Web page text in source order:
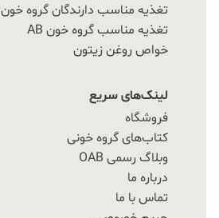
تغذیه مناسب دارندگان گروه خون O
تغذیه مناسب گروه خون AB
خواص روغن زیتون
لینک‌های سریع
فروشگاه
کتاب‌های گروه خونی
وبلاگ رسمی OAB
درباره ما
تماس با ما